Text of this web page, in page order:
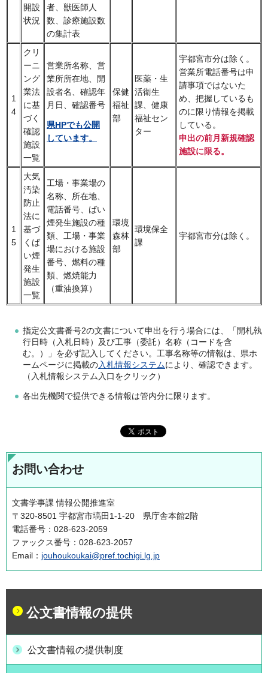
開設
状況
者、獣医師人
数、診療施設数
の集計表
1
4
クリ
ーニ
ング
業法
に基
づく
確認
施設
一覧
営業所名称、営
業所所在地、開
設者名、確認年
月日、確認番号
県HPでも公開
しています。
保健
福祉
部
医薬・生
活衛生
課、健康
福祉セン
ター
宇都宮市分は除く。
営業所電話番号は申
請事項ではないた
め、把握しているも
のに限り情報を掲載
している。
申出の前月新規確認
施設に限る。
1
5
大気
汚染
防止
法に
基づ
くば
い煙
発生
施設
一覧
工場・事業場の
名称、所在地、
電話番号、ばい
煙発生施設の種
類、工場・事業
場における施設
番号、燃料の種
類、燃焼能力
（重油換算）
環境
森林
部
環境保全
課
宇都宮市分は除く。
指定公文書番号2の文書について申出を行う場合には、「開札執
行日時（入札日時）及び工事（委託）名称（コードを含
む。）」を必ず記入してください。工事名称等の情報は、県ホ
ームページに掲載の入札情報システムにより、確認できます。
（入札情報システム入口をクリック）
各出先機関で提供できる情報は管内分に限ります。
お問い合わせ
文書学事課 情報公開推進室
〒320-8501 宇都宮市塙田1-1-20 県庁舎本館2階
電話番号：028-623-2059
ファックス番号：028-623-2057
Email： jouhoukoukai@pref.tochigi.lg.jp
公文書情報の提供
公文書情報の提供制度